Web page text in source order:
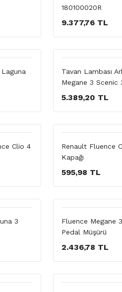
180100020R
9.377,76 TL
Tavan Lambası
Megane 3 Scenic
5.389,20 TL
Clio 4
Renault Fluence
Kapağı
595,98 TL
3
Fluence Megane
Pedal Müşürü
2.436,78 TL